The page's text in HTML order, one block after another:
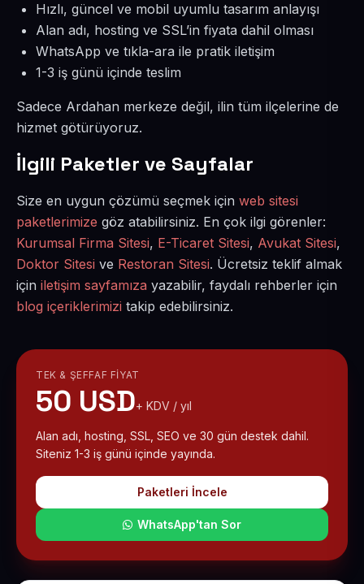
Hızlı, güncel ve mobil uyumlu tasarım anlayışı
Alan adı, hosting ve SSL’in fiyata dahil olması
WhatsApp ve tıkla-ara ile pratik iletişim
1-3 iş günü içinde teslim
Sadece Ardahan merkeze değil, ilin tüm ilçelerine de
hizmet götürüyoruz.
İlgili Paketler ve Sayfalar
Size en uygun çözümü seçmek için web sitesi
paketlerimize göz atabilirsiniz. En çok ilgi görenler:
Kurumsal Firma Sitesi, E-Ticaret Sitesi, Avukat Sitesi,
Doktor Sitesi ve Restoran Sitesi. Ücretsiz teklif almak
için iletişim sayfamıza yazabilir, faydalı rehberler için
blog içeriklerimizi takip edebilirsiniz.
TEK & ŞEFFAF FIYAT
50 USD+ KDV / yıl
Alan adı, hosting, SSL, SEO ve 30 gün destek dahil.
Siteniz 1-3 iş günü içinde yayında.
Paketleri İncele
WhatsApp'tan Sor